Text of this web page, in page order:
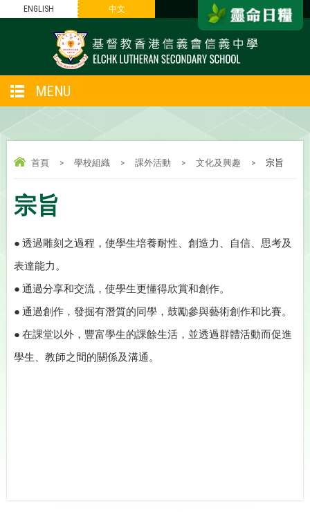
ENGLISH 中文
MENU
首頁 > 學校組織 > 課外活動 > 文化及興趣 > 宗旨
宗旨
● 透過雕刻之過程，使學生培養耐性、創造力、自信、思考及
表達能力。
● 通過分享和交流，使學生更懂得欣賞和創作。
● 通過創作，發掘有潛質的同學，鼓勵參與藝術創作和比賽。
● 在課堂以外，豐富學生的課餘生活，並透過群體活動而促進
學生、教師之間的關係及溝通。